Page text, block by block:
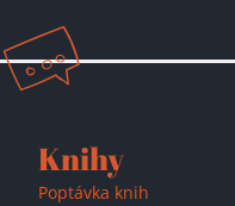
Knihy
Poptávka knih